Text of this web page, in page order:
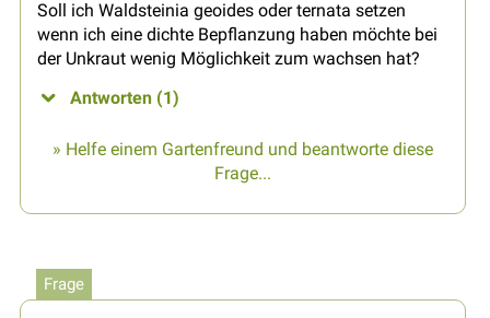
Soll ich Waldsteinia geoides oder ternata setzen
wenn ich eine dichte Bepflanzung haben möchte bei
der Unkraut wenig Möglichkeit zum wachsen hat?
Antworten (1)
» Helfe einem Gartenfreund und beantworte diese
Frage...
Frage